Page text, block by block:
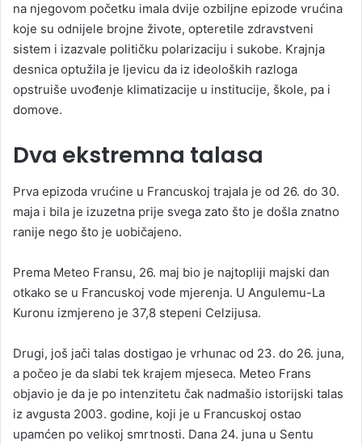
na njegovom početku imala dvije ozbiljne epizode vrućina
koje su odnijele brojne živote, opteretile zdravstveni
sistem i izazvale političku polarizaciju i sukobe. Krajnja
desnica optužila je ljevicu da iz ideoloških razloga
opstruiše uvođenje klimatizacije u institucije, škole, pa i
domove.
Dva ekstremna talasa
Prva epizoda vrućine u Francuskoj trajala je od 26. do 30.
maja i bila je izuzetna prije svega zato što je došla znatno
ranije nego što je uobičajeno.
Prema Meteo Fransu, 26. maj bio je najtopliji majski dan
otkako se u Francuskoj vode mjerenja. U Angulemu-La
Kuronu izmjereno je 37,8 stepeni Celzijusa.
Drugi, još jači talas dostigao je vrhunac od 23. do 26. juna,
a počeo je da slabi tek krajem mjeseca. Meteo Frans
objavio je da je po intenzitetu čak nadmašio istorijski talas
iz avgusta 2003. godine, koji je u Francuskoj ostao
upamćen po velikoj smrtnosti. Dana 24. juna u Sentu